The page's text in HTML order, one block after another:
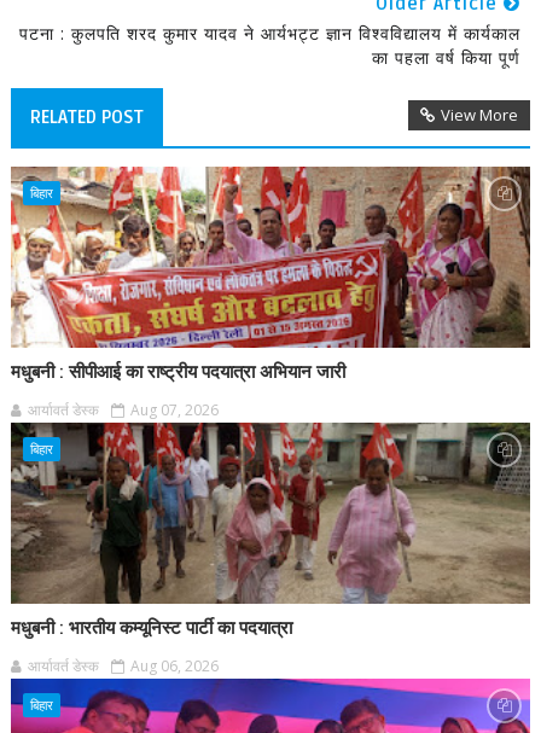
पटना : कुलपति शरद कुमार यादव ने आर्यभट्ट ज्ञान विश्वविद्यालय में कार्यकाल
का पहला वर्ष किया पूर्ण
RELATED POST View More
बिहार
मधुबनी : सीपीआई का राष्ट्रीय पदयात्रा अभियान जारी
आर्यावर्त डेस्क Aug 07, 2026
बिहार
मधुबनी : भारतीय कम्यूनिस्ट पार्टी का पदयात्रा
आर्यावर्त डेस्क Aug 06, 2026
बिहार